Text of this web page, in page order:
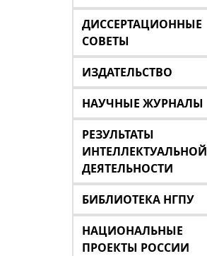
ДИССЕРТАЦИОННЫЕ
СОВЕТЫ
ИЗДАТЕЛЬСТВО
НАУЧНЫЕ ЖУРНАЛЫ
РЕЗУЛЬТАТЫ
ИНТЕЛЛЕКТУАЛЬНОЙ
ДЕЯТЕЛЬНОСТИ
БИБЛИОТЕКА НГПУ
НАЦИОНАЛЬНЫЕ
ПРОЕКТЫ РОССИИ